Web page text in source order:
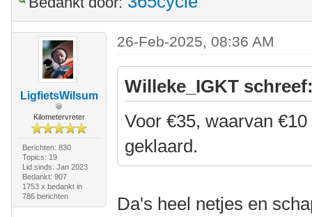
LigfietsWilsum
Kilometervreter
Berichten: 830
Topics: 19
Lid sinds: Jan 2023
Bedankt: 907
1753 x bedankt in
786 berichten
26-Feb-2025, 08:36 AM
Willeke_IGKT
Voor €35, waarvan
geklaard.
Da's heel netjes en